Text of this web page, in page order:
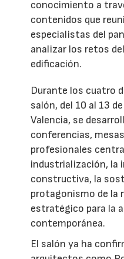
conocimiento a
contenidos que
especialistas del
analizar los retos
edificación.
Durante los cuatro
salón, del 10 al 13
Valencia, se
conferencias,
profesionales
industrialización, la
constructiva, la
protagonismo de la
estratégico para la
contemporánea.
El salón ya ha